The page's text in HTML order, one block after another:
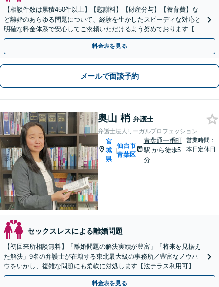
【相談件数は累積450件以上】【慰謝料】【財産分与】【養育費】な
ど離婚のあらゆる問題について、経験を生かしたスピーディな対応と
明確な料金体系で安心してご依頼いただけるよう努めております【弁
護士経験15年以上】
料金表を見る
メールで面談予約
奥山 梢 弁護士
弁護士法人リーガルプロフェッション
宮
城
県
|
仙台市
青葉区
青葉通一番町
駅 から徒歩5
分
営業時間：
本日定休日
セックスレスによる離婚問題
【初回来所相談無料】「離婚問題の解決実績が豊富」「将来を見据え
た解決」9名の弁護士が在籍する東北最大級の事務所／豊富なノウハ
ウをいかし、複雑な問題にも柔軟に対処します【法テラス利用可】
【秘密厳守】
料金表を見る